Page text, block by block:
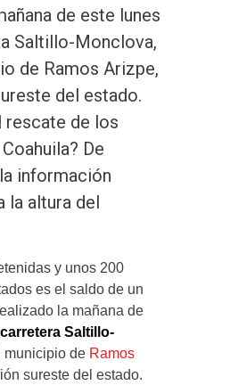
de este lunes
Saltillo-Monclova,
de Ramos Arizpe,
del estado.
rescate de los
De
información
la altura del
y unos 200
es el saldo de un
la mañana de
carretera Saltillo-
municipio de Ramos
sureste del estado.